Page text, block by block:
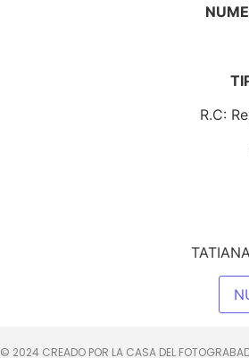
R.C:
© 2024 CREADO POR LA CASA DEL